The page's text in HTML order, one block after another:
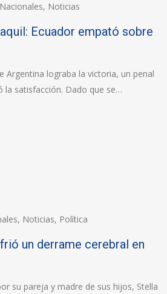
Nacionales, Noticias
Ecuador empató sobre
Argentina lograba la victoria, un penal
la satisfacción. Dado que se…
, Noticias, Política
un derrame cerebral en
su pareja y madre de sus hijos, Stella